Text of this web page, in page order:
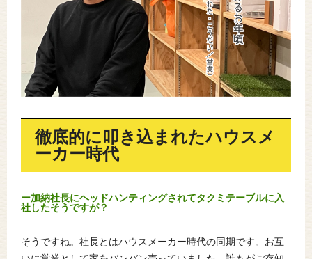
徹底的に叩き込まれたハウスメ
ーカー時代
ー加納社長にヘッドハンティングされてタクミテーブルに入
社したそうですが？
そうですね。社長とはハウスメーカー時代の同期です。お互